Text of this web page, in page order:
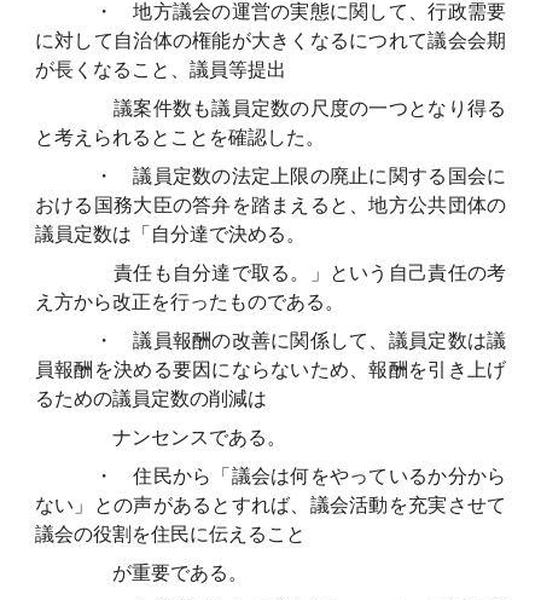
・ 地方議会の運営の実態に関して、行政需要
に対して自治体の権能が大きくなるにつれて議会会期
が長くなること、議員等提出
議案件数も議員定数の尺度の一つとなり得る
と考えられるとことを確認した。
・ 議員定数の法定上限の廃止に関する国会に
おける国務大臣の答弁を踏まえると、地方公共団体の
議員定数は「自分達で決める。
責任も自分達で取る。」という自己責任の考
え方から改正を行ったものである。
・ 議員報酬の改善に関係して、議員定数は議
員報酬を決める要因にならないため、報酬を引き上げ
るための議員定数の削減は
ナンセンスである。
・ 住民から「議会は何をやっているか分から
ない」との声があるとすれば、議会活動を充実させて
議会の役割を住民に伝えること
が重要である。